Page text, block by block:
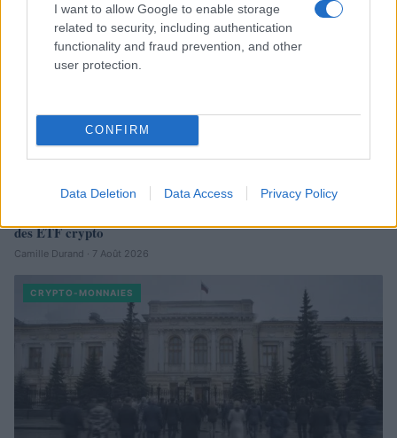
I want to allow Google to enable storage
related to security, including authentication
functionality and fraud prevention, and other
user protection.
CONFIRM
Data Deletion Data Access Privacy Policy
des ETF crypto
Camille Durand · 7 Août 2026
CRYPTO-MONNAIES